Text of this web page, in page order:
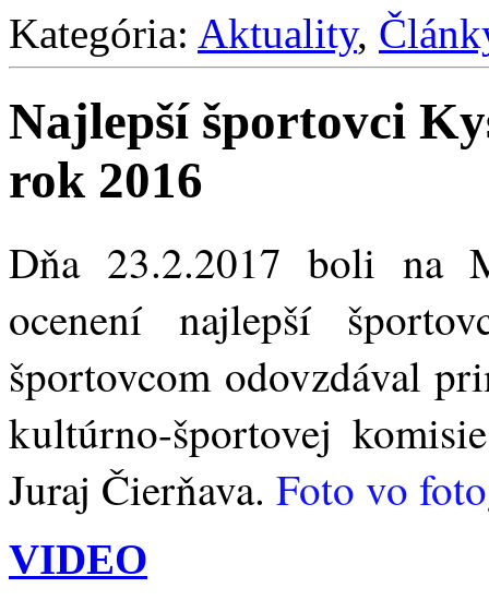
Kategória: Aktuality,
Najlepší športovci
rok 2016
Dňa 23.2.2017 boli na
ocenení najlepší
športovcom odovzdával
kultúrno-športovej
Juraj Čierňava. Foto vo
VIDEO